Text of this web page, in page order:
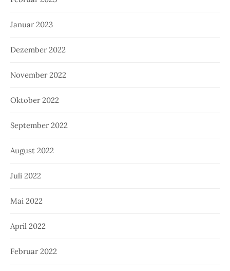
Januar 2023
Dezember 2022
November 2022
Oktober 2022
September 2022
August 2022
Juli 2022
Mai 2022
April 2022
Februar 2022